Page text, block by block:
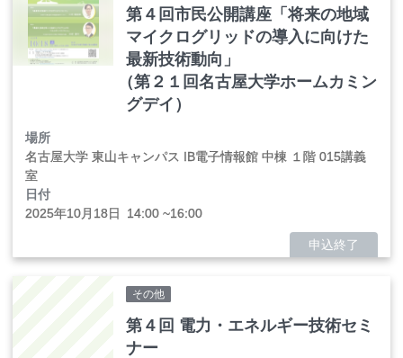
第４回市民公開講座「将来の地域
マイクログリッドの導入に向けた
最新技術動向」
（第２１回名古屋大学ホームカミン
グデイ）
場所
名古屋大学 東山キャンパス IB電子情報館 中棟 １階 015講義
室
日付
2025年10月 18日 14:00 ~16:00
申込終了
その他
第４回 電力・エネルギー技術セミ
ナー